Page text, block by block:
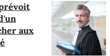
aux